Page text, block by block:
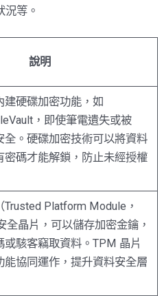
況等。
說明
建硬碟加密功能，如
，即使筆電遺失或被
全。硬碟加密技術可以將資料
密碼才能解鎖，防止未經授權
Trusted Platform Module，
全晶片，可以儲存加密金鑰，
或駭客竊取資料。TPM 晶片
能協同運作，提升資料安全層